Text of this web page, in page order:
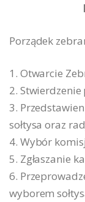
Porządek
1. Otwarcie
2.
3.
sołtysa oraz
4. Wybór
5. Zgłaszanie
6.
wyborem